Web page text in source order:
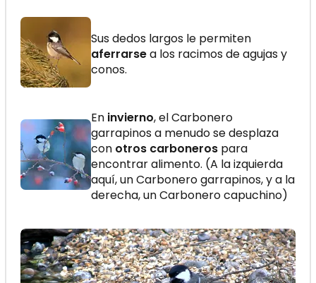
Sus dedos largos le permiten
aferrarsea los racimos de agujas y
conos.
En invierno, el Carbonero
garrapinos a menudo se desplaza
con otros carboneros para
encontrar alimento. (A la izquierda
aquí, un Carbonero garrapinos, y a la
derecha, un Carbonero capuchino)